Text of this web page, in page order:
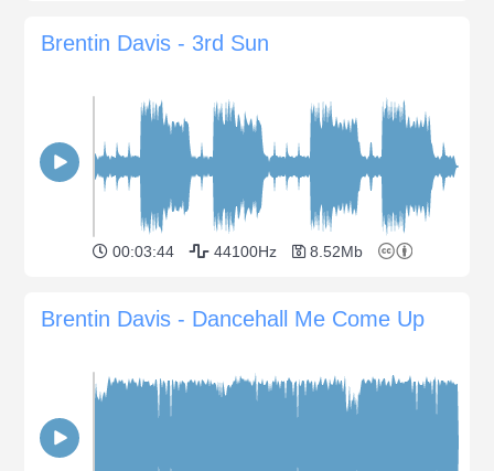
Brentin Davis - 3rd Sun
00:03:44 44100Hz 8.52Mb
Brentin Davis - Dancehall Me Come Up